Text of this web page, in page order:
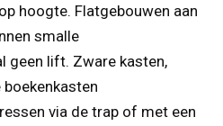
hoogte. Flatgebouwen aan
smalle
geen lift. Zware kasten,
via de trap of met een